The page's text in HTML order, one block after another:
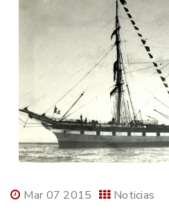
Mar 07 2015 Noticias